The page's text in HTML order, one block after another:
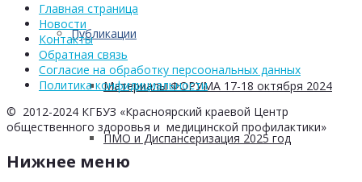
Публикации
Материалы ФОРУМА 17-18 октября 2024
ПМО и Диспансеризация 2025 год
Главная страница
Новости
Контакты
Обратная связь
Согласие на обработку персоональных данных
Политика конфидициальности
© 2012-2024 КГБУЗ «Красноярский краевой Центр
общественного здоровья и медицинской профилактики»
Нижнее меню